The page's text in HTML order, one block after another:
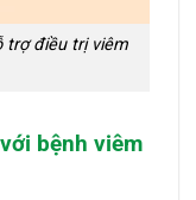
trợ điều trị viêm
bệnh viêm